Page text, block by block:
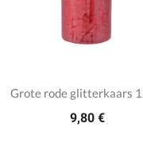
Grote rode glitterkaars
9,80 €